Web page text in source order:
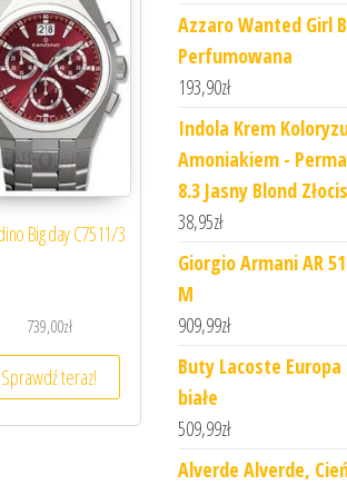
Big day C7511/3
739,00zł
Sprawdź teraz!
Azzaro Wanted Girl
Perfumowana
193,90zł
Indola Krem
Amoniakiem -
8.3 Jasny Blond
38,95zł
Giorgio Armani AR
M
909,99zł
Buty Lacoste Europa
białe
509,99zł
Alverde Alverde,